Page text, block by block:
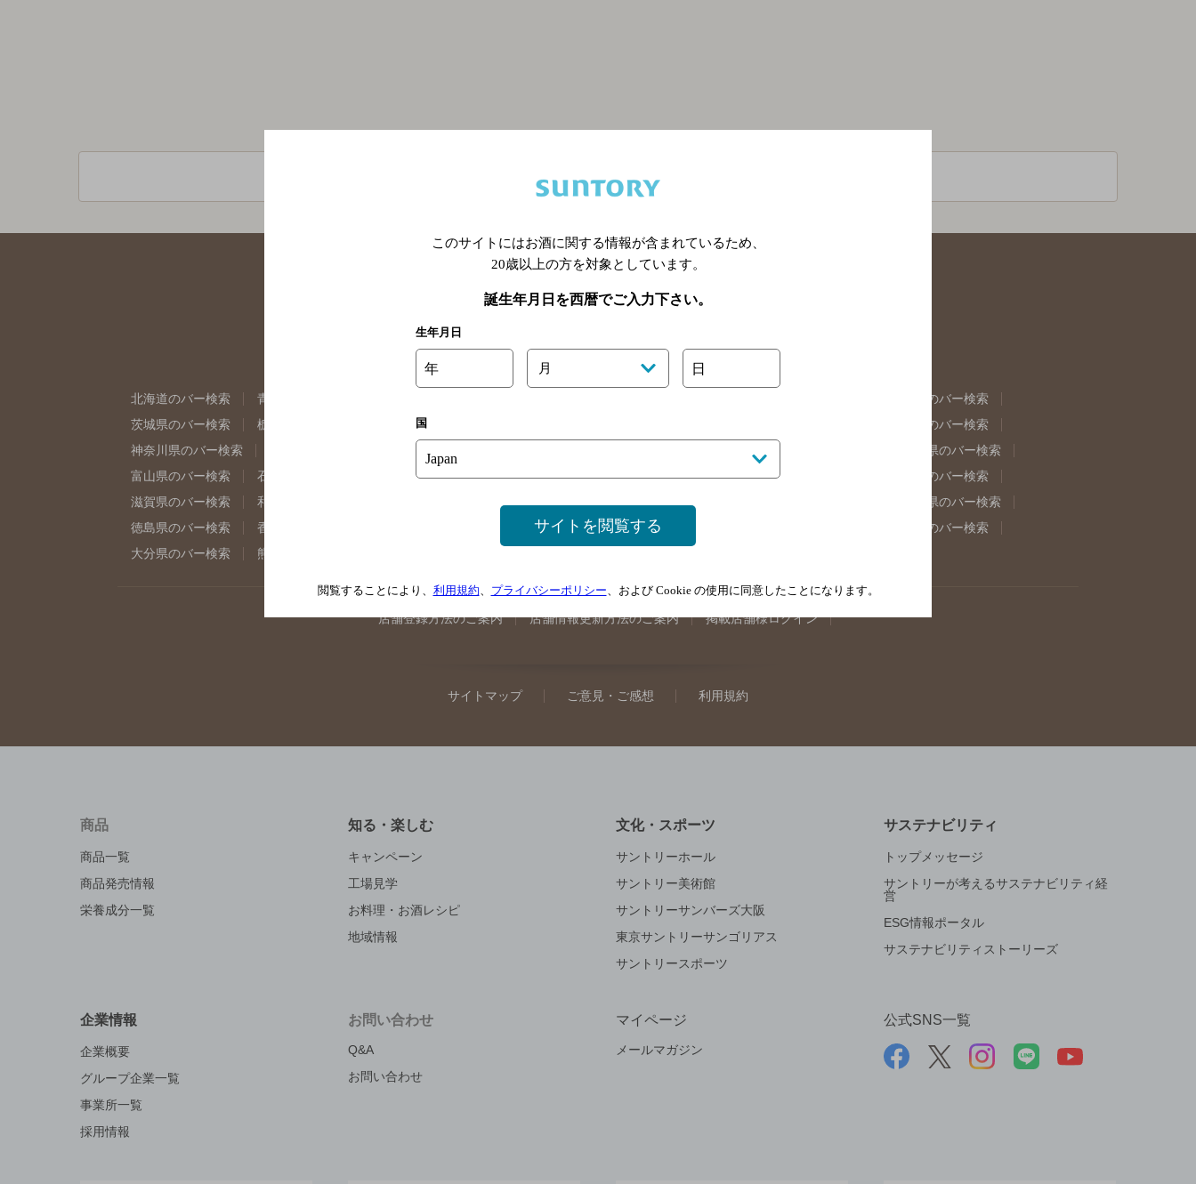
関連ページ
北海道のバー検索 青森県のバー検索
福島県のバー検索
茨城県のバー検索
栃木県のバー検索 群馬県のバー検索
東京都のバー検索
神奈川県のバー検索
埼玉県のバー検索
岐阜県のバー検索
富山県のバー検索
石川県のバー検索 福井県のバー検索 大阪府のバー検索 京都府のバー検索 兵庫県のバー検索
奈良県のバー検索
滋賀県のバー検索
和歌山県のバー検索 岡山県のバー検索 山口県のバー検索
島根県のバー検索
徳島県のバー検索
香川県のバー検索 高知県のバー検索 福岡県のバー検索
佐賀県のバー検索
大分県のバー検索
熊本県のバー検索
店舗登録方法のご案内 店舗情報更新方法のご案内 掲載店舗様ログイン
サイトマップ ご意見・ご感想 利用規約
商品
商品一覧
商品発売情報
栄養成分一覧
知る・楽しむ
キャンペーン
工場見学
お料理・お酒レシピ
地域情報
文化・スポーツ
サントリーホール
サントリー美術館
サントリーサンバーズ大阪
東京サントリーサンゴリアス
サントリースポーツ
サステナビリティ
トップメッセージ
サントリーが考えるサステナビリティ経
営
ESG情報ポータル
サステナビリティストーリーズ
企業情報
企業概要
グループ企業一覧
事業所一覧
採用情報
お問い合わせ
Q&A
お問い合わせ
マイページ
メールマガジン
公式SNS一覧
このサイトにはお酒に関する情報が含まれているため、
20歳以上の方を対象としています。
誕生年月日を西暦でご入力下さい。
生年月日
年 月 日
国
サイトを閲覧する
閲覧することにより、 利用規約、 プライバシーポリシー、および Cookie の使用に同意したことになります。